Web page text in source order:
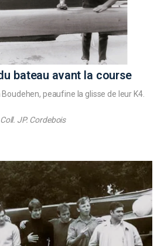
bateau avant la course
peaufine la glisse de leur K4.
Coll. JP. Cordebois